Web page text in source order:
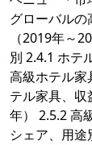
グローバルの
（2019年～
別 2.4.1 ホテ
高級ホテル家
テル家具、
年） 2.5.2 高
シェア、用